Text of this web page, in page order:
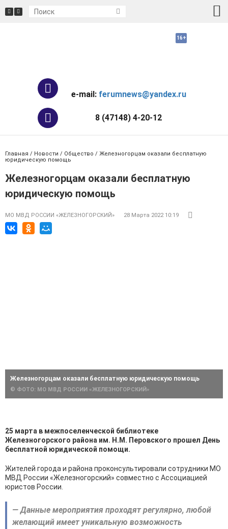
e-mail: ferumnews@yandex.ru
8 (47148) 4-20-12
Главная / Новости / Общество / Железногорцам оказали бесплатную
юридическую помощь
Железногорцам оказали бесплатную
юридическую помощь
МО МВД РОССИИ «ЖЕЛЕЗНОГОРСКИЙ» 28 Марта 2022 10:19
Железногорцам оказали бесплатную юридическую помощь
© ФОТО: МО МВД РОССИИ «ЖЕЛЕЗНОГОРСКИЙ»
25 марта в межпоселенческой библиотеке
Железногорского района им. Н.М. Перовского прошел День
бесплатной юридической помощи.
Жителей города и района проконсультировали сотрудники МО
МВД России «Железногорский» совместно с Ассоциацией
юристов России.
— Данные мероприятия проходят регулярно, любой
желающий имеет уникальную возможность